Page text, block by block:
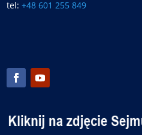
tel:+48 601 255 849